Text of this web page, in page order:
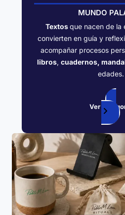
MUNDO
Textosque nacen de la
convierten en guía y
acompañar procesos
libros, cuadernos,
edades.
Ver